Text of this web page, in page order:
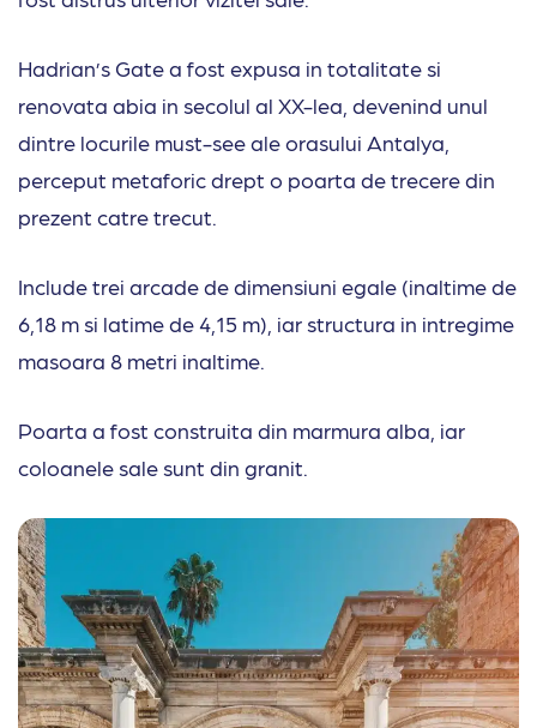
Hadrian’s Gate a fost expusa in totalitate si
renovata abia in secolul al XX-lea, devenind unul
dintre locurile must-see ale orasului Antalya,
perceput metaforic drept o poarta de trecere din
prezent catre trecut.
Include trei arcade de dimensiuni egale (inaltime de
6,18 m si latime de 4,15 m), iar structura in intregime
masoara 8 metri inaltime.
Poarta a fost construita din marmura alba, iar
coloanele sale sunt din granit.